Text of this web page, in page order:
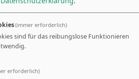
Tel. 0 83 32 / 92 24 10
Fax 0 83 32 / 92 24 20
(immer erforderlich)
sind für das reibungslose Funktionieren
erforderlich)